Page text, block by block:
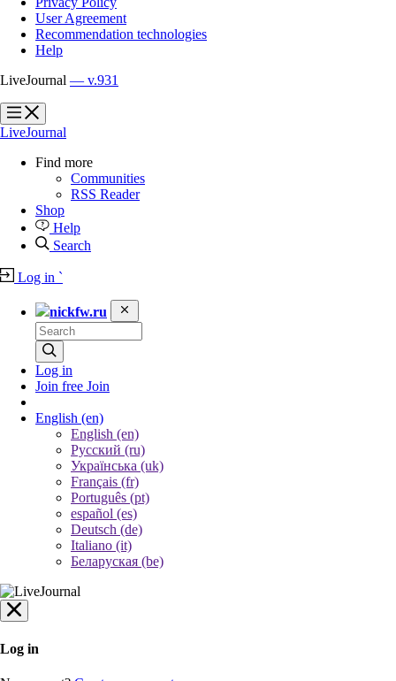
User Agreement
Recommendation technologies
Help
LiveJournal — v.931
?
?
LiveJournal
Find more
Communities
RSS Reader
Shop
Help
Search
Log in `
nickfw.ru
Log in
Join free Join
English (en)
English (en)
Русский (ru)
Українська (uk)
Français (fr)
Português (pt)
español (es)
Deutsch (de)
Italiano (it)
Беларуская (be)
Log in